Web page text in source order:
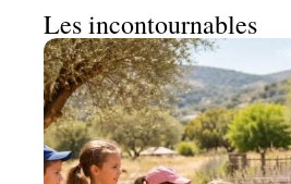
Les incontournables